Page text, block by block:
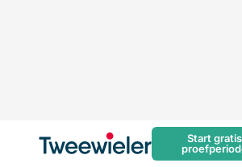
Start gratis